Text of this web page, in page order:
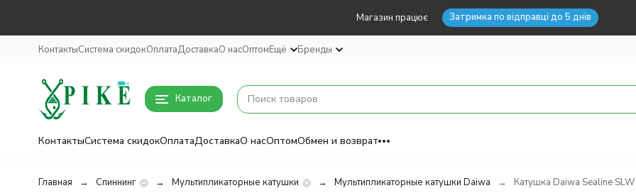
Магазин працює Затримка по відправці до 5 днів
КонтактыСистема скидокОплатаДоставкаО насОптомЕщё Бренды
Каталог
КонтактыСистема скидокОплатаДоставкаО насОптомОбмен и возврат
Главная Спиннинг Мультипликаторные катушки Мультипликаторные катушки Daiwa Катушка Daiwa Sealine